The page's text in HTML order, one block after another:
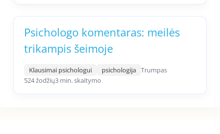
Psichologo komentaras: meilės
trikampis šeimoje
Klausimai psichologui psichologija Trumpas
524 žodžių3 min. skaitymo